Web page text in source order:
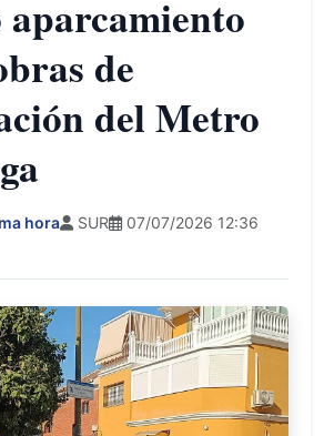
aparcamiento
de
del Metro
hora SUR
07/07/2026 12:36